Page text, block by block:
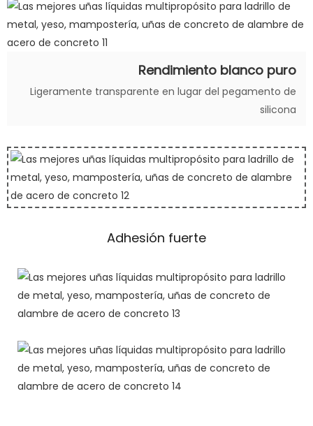
Rendimiento blanco puro
Ligeramente transparente en lugar del pegamento de
silicona
Adhesión fuerte